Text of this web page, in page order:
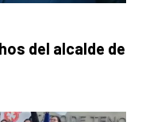
del alcalde de